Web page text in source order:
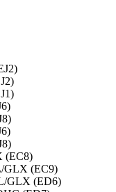
(EC8)
GLX (EC9)
GLX (ED6)